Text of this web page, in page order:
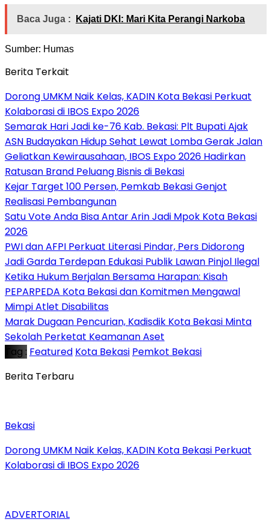
Baca Juga : Kajati DKI: Mari Kita Perangi Narkoba
Sumber: Humas
Berita Terkait
Dorong UMKM Naik Kelas, KADIN Kota Bekasi Perkuat
Kolaborasi di IBOS Expo 2026
‎Semarak Hari Jadi ke-76 Kab. Bekasi: Plt Bupati Ajak
ASN Budayakan Hidup Sehat Lewat Lomba Gerak Jalan
‎Geliatkan Kewirausahaan, IBOS Expo 2026 Hadirkan
Ratusan Brand Peluang Bisnis di Bekasi
Kejar Target 100 Persen, Pemkab Bekasi Genjot
Realisasi Pembangunan
Satu Vote Anda Bisa Antar Arin Jadi Mpok Kota Bekasi
2026
PWI dan AFPI Perkuat Literasi Pindar, Pers Didorong
Jadi Garda Terdepan Edukasi Publik Lawan Pinjol Ilegal
Ketika Hukum Berjalan Bersama Harapan: Kisah
PEPARPEDA Kota Bekasi dan Komitmen Mengawal
Mimpi Atlet Disabilitas
‎Marak Dugaan Pencurian, Kadisdik Kota Bekasi Minta
Sekolah Perketat Keamanan Aset
Tag : Featured Kota Bekasi Pemkot Bekasi
Berita Terbaru
Bekasi
Dorong UMKM Naik Kelas, KADIN Kota Bekasi Perkuat
Kolaborasi di IBOS Expo 2026
ADVERTORIAL